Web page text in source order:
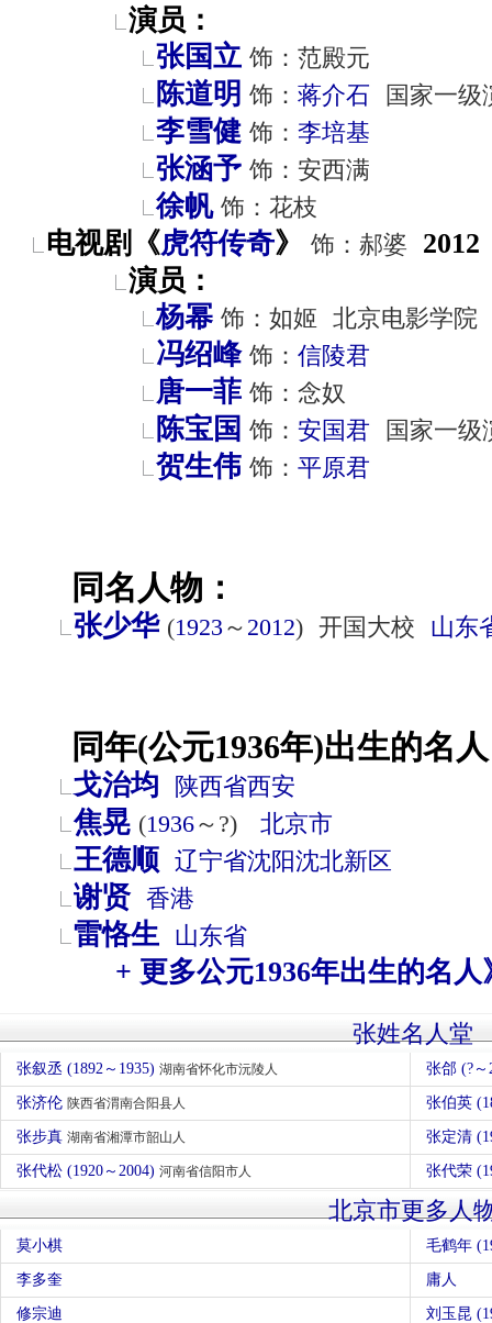
演员：
张国立 饰：范殿元
陈道明 饰： 蒋介石 国家一级
李雪健 饰： 李培基
张涵予 饰：安西满
徐帆 饰：花枝
电视剧《虎符传奇》 饰：郝婆
2012
演员：
杨幂 饰：如姬 北京电影学院
冯绍峰 饰： 信陵君
唐一菲 饰：念奴
陈宝国 饰： 安国君 国家一级
贺生伟 饰： 平原君
同名人物：
张少华 (1923 ～ 2012) 开国大校 山东
同年(公元1936年)出生的名
戈治均 陕西省西安
焦晃 (1936～?) 北京市
王德顺 辽宁省沈阳沈北新区
谢贤 香港
雷恪生 山东省
+ 更多公元1936年出生的名人
张姓名人堂
张叙丞 (1892～1935) 湖南省怀化市沅陵人 张郃 (?
张济伦 陕西省渭南合阳县人 张伯英
张步真 湖南省湘潭市韶山人 张定清
张代松 (1920～2004) 河南省信阳市人 张代荣
北京市更多人
莫小棋 毛鹤年
李多奎 庸人
修宗迪 刘玉昆